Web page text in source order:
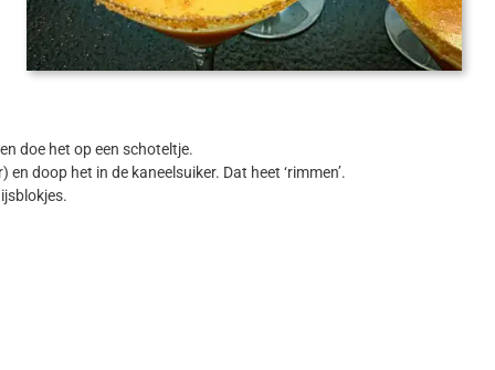
doe het op een schoteltje.
doop het in de kaneelsuiker. Dat heet ‘rimmen’.